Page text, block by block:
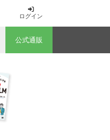
ログイン
公式通販